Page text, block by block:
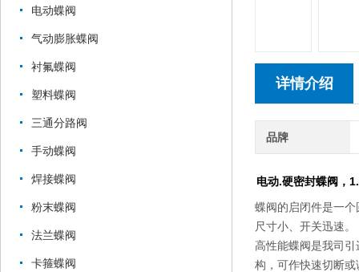
详情介绍
品牌
电动.硬密封蝶阀，
蝶阀的启闭件是一
尺寸小、开关迅速。
高性能蝶阀是我司
构，可作快速切断
电动蝶阀
气动膨胀蝶阀
衬氟蝶阀
塑料蝶阀
三通分路阀
手动蝶阀
焊接蝶阀
粉末蝶阀
法兰蝶阀
卡箍蝶阀